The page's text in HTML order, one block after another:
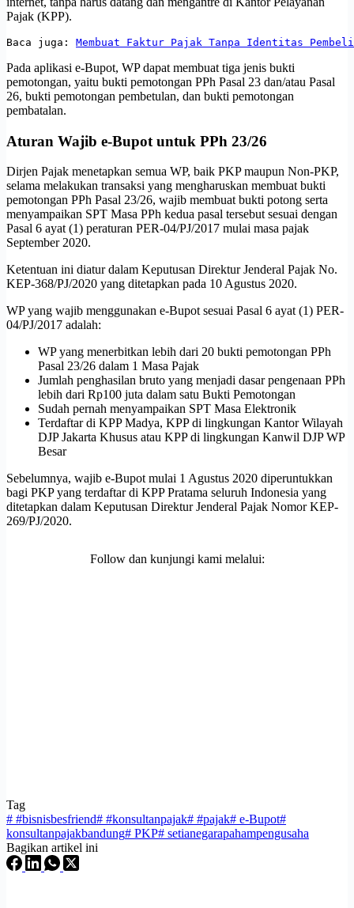
Pajak (KPP).
Baca juga: Membuat Faktur Pajak Tanpa Identitas
Pada aplikasi e-Bupot, WP dapat membuat tiga jenis bukti
pemotongan, yaitu bukti pemotongan PPh Pasal 23 dan/atau Pasal
26, bukti pemotongan pembetulan, dan bukti pemotongan
pembatalan.
Aturan Wajib e-Bupot untuk PPh 23/26
Dirjen Pajak menetapkan semua WP, baik PKP maupun Non-PKP,
selama melakukan transaksi yang mengharuskan membuat bukti
pemotongan PPh Pasal 23/26, wajib membuat bukti potong serta
menyampaikan SPT Masa PPh kedua pasal tersebut sesuai dengan
Pasal 6 ayat (1) peraturan PER-04/PJ/2017 mulai masa pajak
September 2020.
Ketentuan ini diatur dalam Keputusan Direktur Jenderal Pajak No.
KEP-368/PJ/2020 yang ditetapkan pada 10 Agustus 2020.
WP yang wajib menggunakan e-Bupot sesuai Pasal 6 ayat (1) PER-
04/PJ/2017 adalah:
WP yang menerbitkan lebih dari 20 bukti pemotongan PPh
Pasal 23/26 dalam 1 Masa Pajak
Jumlah penghasilan bruto yang menjadi dasar pengenaan PPh
lebih dari Rp100 juta dalam satu Bukti Pemotongan
Sudah pernah menyampaikan SPT Masa Elektronik
Terdaftar di KPP Madya, KPP di lingkungan Kantor Wilayah
DJP Jakarta Khusus atau KPP di lingkungan Kanwil DJP WP
Besar
Sebelumnya, wajib e-Bupot mulai 1 Agustus 2020 diperuntukkan
bagi PKP yang terdaftar di KPP Pratama seluruh Indonesia yang
ditetapkan dalam Keputusan Direktur Jenderal Pajak Nomor KEP-
269/PJ/2020.
Follow dan kunjungi kami melalui:
Tag
# #bisnisbesfriend# #konsultanpajak# #pajak# e-Bupot#
konsultanpajakbandung# PKP# setianegarapahampengusaha
Bagikan artikel ini